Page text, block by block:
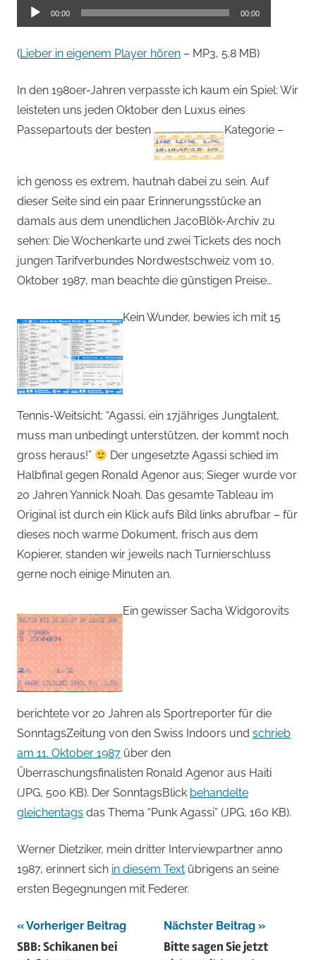
Audio-
Player
00:00 00:00
(Lieber in eigenem Player hören – MP3, 5.8 MB)
In den 1980er-Jahren verpasste ich kaum ein Spiel: Wir
leisteten uns jeden Oktober den Luxus eines
Passepartouts der besten
Kategorie –
ich genoss es extrem, hautnah dabei zu sein. Auf
dieser Seite sind ein paar Erinnerungsstücke an
damals aus dem unendlichen JacoBlök-Archiv zu
sehen: Die Wochenkarte und zwei Tickets des noch
jungen Tarifverbundes Nordwestschweiz vom 10.
Oktober 1987, man beachte die günstigen Preise…
Kein Wunder, bewies ich mit 15
Tennis-Weitsicht: “Agassi, ein 17jähriges Jungtalent,
muss man unbedingt unterstützen, der kommt noch
gross heraus!”
Der ungesetzte Agassi schied im
Halbfinal gegen Ronald Agenor aus; Sieger wurde vor
20 Jahren Yannick Noah. Das gesamte Tableau im
Original ist durch ein Klick aufs Bild links abrufbar – für
dieses noch warme Dokument, frisch aus dem
Kopierer, standen wir jeweils nach Turnierschluss
gerne noch einige Minuten an.
Ein gewisser Sacha Widgorovits
berichtete vor 20 Jahren als Sportreporter für die
SonntagsZeitung von den Swiss Indoors und schrieb
am 11. Oktober 1987 über den
Überraschungsfinalisten Ronald Agenor aus Haiti
(JPG, 500 KB). Der SonntagsBlick behandelte
gleichentags das Thema “Punk Agassi” (JPG, 160 KB).
Werner Dietziker, mein dritter Interviewpartner anno
1987, erinnert sich in diesem Text übrigens an seine
ersten Begegnungen mit Federer.
Beitragsnavigation
Vorheriger Beitrag
SBB: Schikanen bei
Nächster Beitrag
Bitte sagen Sie jetzt